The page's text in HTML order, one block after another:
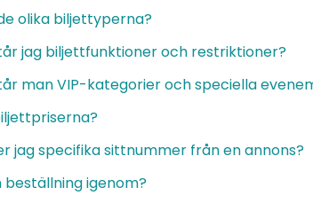
olika biljettyperna?
jag biljettfunktioner och restriktioner?
man VIP-kategorier och speciella
jag specifika sittnummer från en annons?
beställning igenom?